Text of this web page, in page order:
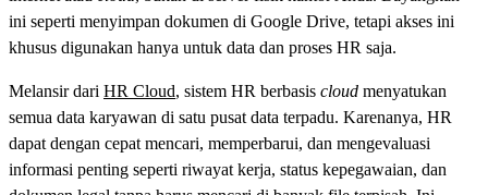
ini seperti menyimpan dokumen di Google Drive, tetapi akses ini
khusus digunakan hanya untuk data dan proses HR saja.
Melansir dari HR Cloud, sistem HR berbasis cloud menyatukan
semua data karyawan di satu pusat data terpadu. Karenanya, HR
dapat dengan cepat mencari, memperbarui, dan mengevaluasi
informasi penting seperti riwayat kerja, status kepegawaian, dan